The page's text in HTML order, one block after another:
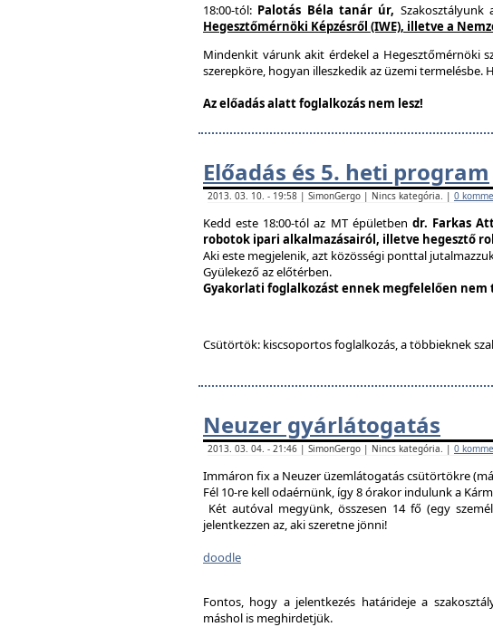
18:00-tól: Palotás Béla tanár úr,
Hegesztőmérnöki Képzésről (IWE), illetve a
Mindenkit várunk akit érdekel a Hegesztőmérnöki
szerepköre, hogyan illeszkedik az üzemi termelésbe.
Az előadás alatt foglalkozás nem lesz!
Előadás és 5. heti program
2013. 03. 10. - 19:58 | SimonGergo | Nincs kategória. | 0
Kedd este 18:00-tól az MT épületben dr. Farkas
robotok ipari alkalmazásairól, illetve hegesztő
Aki este megjelenik, azt közösségi ponttal
Gyülekező az előtérben.
Gyakorlati foglalkozást ennek megfelelően
Csütörtök: kiscsoportos foglalkozás, a többieknek
Neuzer gyárlátogatás
2013. 03. 04. - 21:46 | SimonGergo | Nincs kategória. | 0
Immáron fix a Neuzer üzemlátogatás csütörtökre
Fél 10-re kell odaérnünk, így 8 órakor indulunk a
Két autóval megyünk, összesen 14 fő (egy
jelentkezzen az, aki szeretne jönni!
doodle
Fontos, hogy a jelentkezés határideje a
máshol is meghirdetjük.